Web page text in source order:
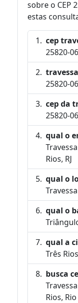
sobre o CEP
estas
cep
25820-
25820-
cep da
25820-
qual o
Rios, RJ
qual o
qual o
qual a
Três
busca
Rios,